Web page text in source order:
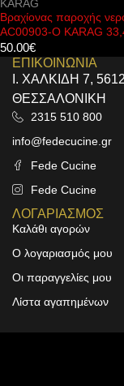
Χρυσός Κεφαλή
KARAG
ΕΠΙΚΟΙΝΩΝΙΑ
Ι. ΧΑΛΚΙΔΗ 7,
ΘΕΣΣΑΛΟΝΙΚΗ
2315 510 800
info@fedecucine.gr
Fede Cucine
Fede Cucine
ΛΟΓΑΡΙΑΣΜΟΣ
Καλάθι αγορών
Ο λογαριασμός μου
Οι παραγγελίες μου
Λίστα αγαπημένων
Design &
ALPHA